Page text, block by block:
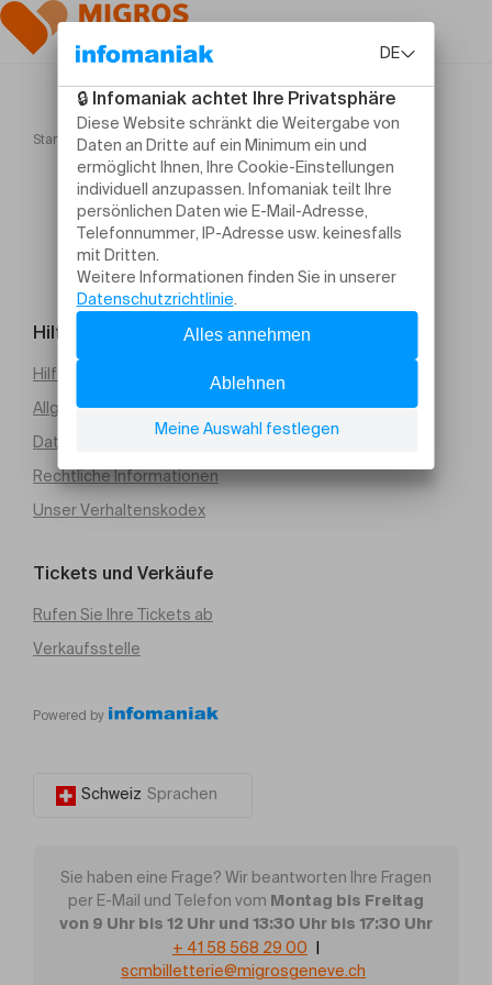
Startseite Ciné seniors "Le diable s'habille en Prada 2"
Hilfe und Kontakt
Hilfe erforderlich
Allgemeine Verkaufsbedingungen (PDF)
Datenschutz
Rechtliche Informationen
Unser Verhaltenskodex
Tickets und Verkäufe
Rufen Sie Ihre Tickets ab
Verkaufsstelle
Powered by
Schweiz Sprachen
Sie haben eine Frage? Wir beantworten Ihre Fragen
per E-Mail und Telefon vom Montag bis Freitag
von 9 Uhr bis 12 Uhr und 13:30 Uhr bis 17:30 Uhr
+ 41 58 568 29 00
scmbilletterie@migrosgeneve.ch